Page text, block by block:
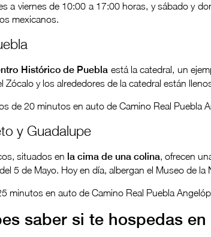
a viernes de 10:00 a 17:00 horas, y sábado y
mexicanos.
Histórico de Puebla está la catedral, un
Zócalo y los alrededores de la catedral están
de 20 minutos en auto de Camino Real Puebla
y Guadalupe
situados en la cima de una colina, ofrecen
5 de Mayo. Hoy en día, albergan el Museo de
minutos en auto de Camino Real Puebla
saber si te hospedas